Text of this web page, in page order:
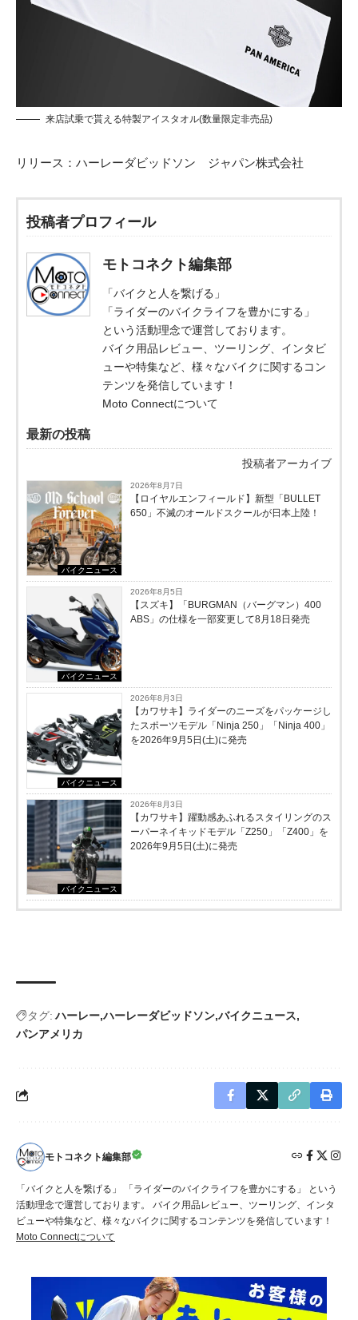
来店試乗で貰える特製アイスタオル(数量限定非売品)
リリース： ハーレーダビッドソン ジャパン株式会社
投稿者プロフィール
モトコネクト編集部
「バイクと人を繋げる」
「ライダーのバイクライフを豊かにする」
という活動理念で運営しております。
バイク用品レビュー、ツーリング、インタビ
ューや特集など、様々なバイクに関するコン
テンツを発信しています！
Moto Connectについて
最新の投稿
投稿者アーカイブ
バイクニュース
2026年8月7日
【ロイヤルエンフィールド】新型「BULLET
650」不滅のオールドスクールが⽇本上陸！
バイクニュース
2026年8月5日
【スズキ】「BURGMAN（バーグマン）400
ABS」の仕様を一部変更して8月18日発売
バイクニュース
2026年8月3日
【カワサキ】ライダーのニーズをパッケージし
たスポーツモデル「Ninja 250」「Ninja 400」
を2026年9月5日(土)に発売
バイクニュース
2026年8月3日
【カワサキ】躍動感あふれるスタイリングのス
ーパーネイキッドモデル「Z250」「Z400」を
2026年9月5日(土)に発売
タグ: ハーレー ハーレーダビッドソン バイクニュース
パンアメリカ
モトコネクト編集部
「バイクと人を繋げる」 「ライダーのバイクライフを豊かにする」 という
活動理念で運営しております。 バイク用品レビュー、ツーリング、インタ
ビューや特集など、様々なバイクに関するコンテンツを発信しています！
Moto Connectについて